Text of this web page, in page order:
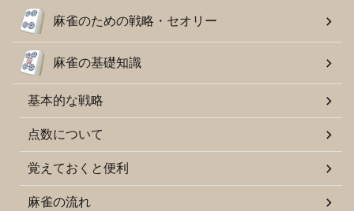
麻雀のための戦略・セオリー
麻雀の基礎知識
基本的な戦略
点数について
覚えておくと便利
麻雀の流れ